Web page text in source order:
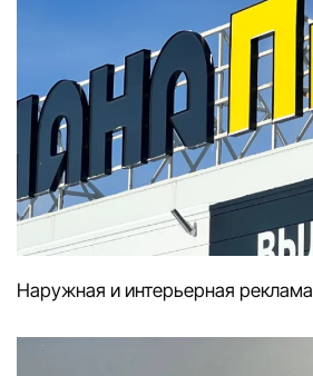
Наружная и интерьерная реклама